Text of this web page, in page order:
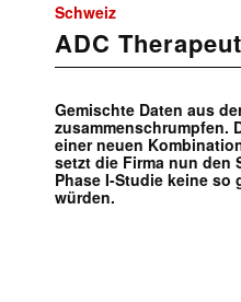
Schweiz
ADC
Gemischte Daten aus
zusammenschrumpfen.
einer neuen
setzt die Firma nun den
Phase I-Studie keine
würden.